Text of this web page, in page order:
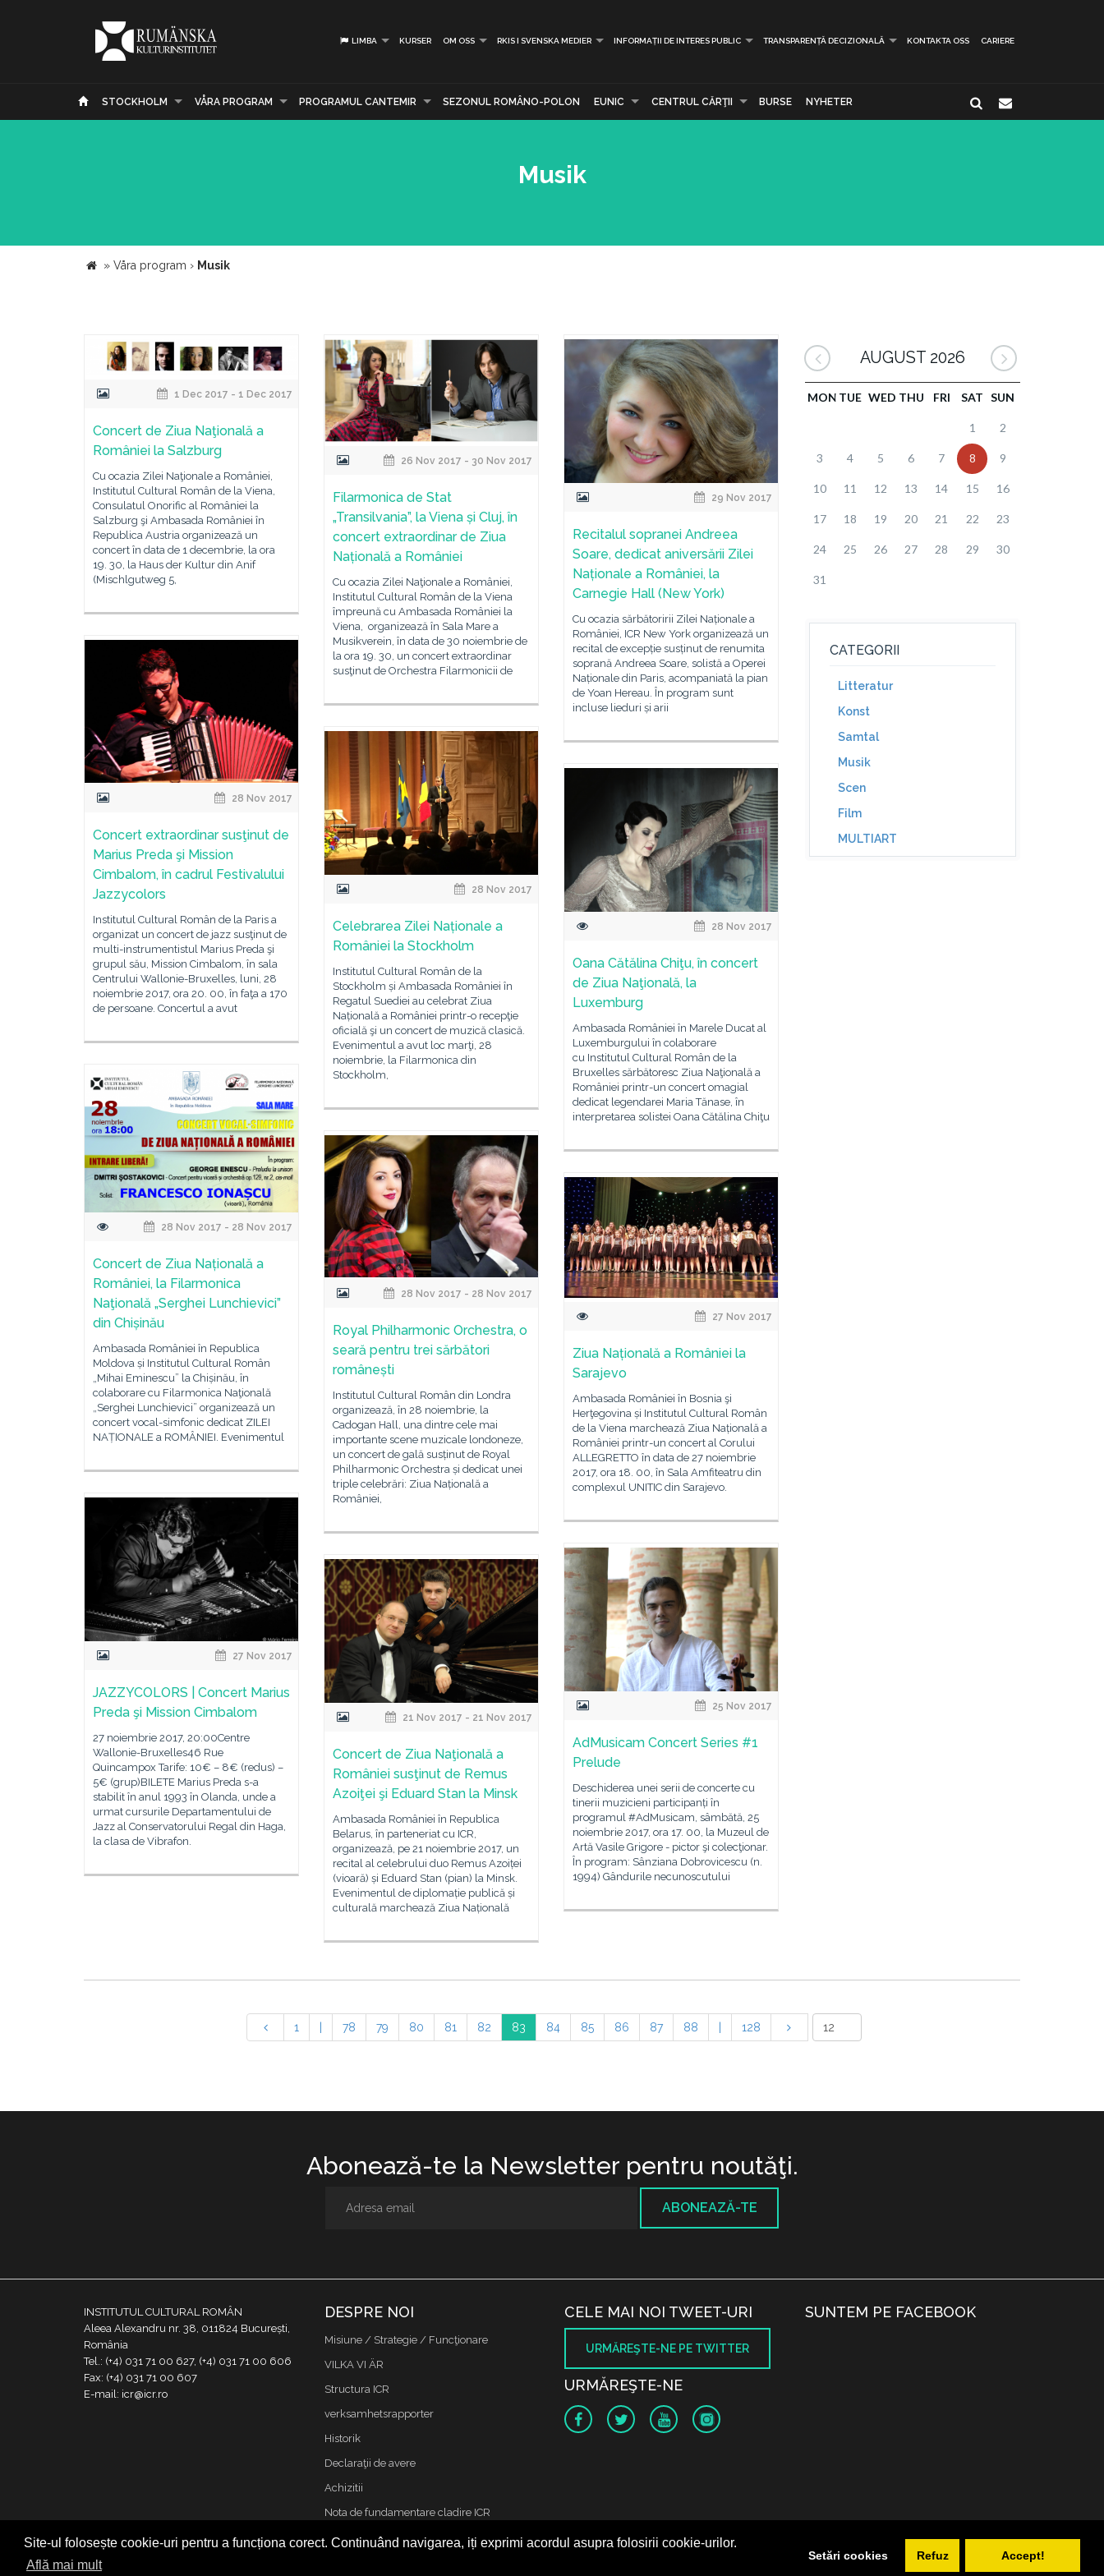
Site-ul folosește cookie-uri pentru a funcționa corect. Continuând navigarea, iți exprimi acordul asupra folosirii cookie-urilor.
Află mai mult
Setări cookies Refuz Accept!
LIMBA KURSER OM OSS RKIS I SVENSKA MEDIER INFORMAȚII DE INTERES PUBLIC TRANSPARENȚĂ DECIZIONALĂ KONTAKTA OSS CARIERE
STOCKHOLM VÅRA PROGRAM PROGRAMUL CANTEMIR SEZONUL ROMÂNO-POLON EUNIC CENTRUL CĂRŢII BURSE NYHETER
Musik
» Våra program › Musik
1 Dec 2017 - 1 Dec 2017
Concert de Ziua Naţională a
României la Salzburg
Cu ocazia Zilei Naţionale a României,
Institutul Cultural Român de la Viena,
Consulatul Onorific al României la
Salzburg şi Ambasada României în
Republica Austria organizează un
concert în data de 1 decembrie, la ora
19. 30, la Haus der Kultur din Anif
(Mischlgutweg 5,
26 Nov 2017 - 30 Nov 2017
Filarmonica de Stat
„Transilvania”, la Viena și Cluj, în
concert extraordinar de Ziua
Națională a României
Cu ocazia Zilei Naţionale a României,
Institutul Cultural Român de la Viena
împreună cu Ambasada României la
Viena, organizează în Sala Mare a
Musikverein, în data de 30 noiembrie de
la ora 19. 30, un concert extraordinar
susţinut de Orchestra Filarmonicii de
29 Nov 2017
Recitalul sopranei Andreea
Soare, dedicat aniversării Zilei
Naționale a României, la
Carnegie Hall (New York)
Cu ocazia sărbătoririi Zilei Naționale a
României, ICR New York organizează un
recital de excepție susținut de renumita
soprană Andreea Soare, solistă a Operei
Naționale din Paris, acompaniată la pian
de Yoan Hereau. În program sunt
incluse lieduri și arii
28 Nov 2017
Concert extraordinar susţinut de
Marius Preda şi Mission
Cimbalom, în cadrul Festivalului
Jazzycolors
Institutul Cultural Român de la Paris a
organizat un concert de jazz susţinut de
multi-instrumentistul Marius Preda şi
grupul său, Mission Cimbalom, în sala
Centrului Wallonie-Bruxelles, luni, 28
noiembrie 2017, ora 20. 00, în faţa a 170
de persoane. Concertul a avut
28 Nov 2017
Celebrarea Zilei Naționale a
României la Stockholm
Institutul Cultural Român de la
Stockholm și Ambasada României în
Regatul Suediei au celebrat Ziua
Națională a României printr-o recepţie
oficială şi un concert de muzică clasică.
Evenimentul a avut loc marţi, 28
noiembrie, la Filarmonica din
Stockholm,
28 Nov 2017
Oana Cătălina Chiţu, în concert
de Ziua Naţională, la
Luxemburg
Ambasada României în Marele Ducat al
Luxemburgului în colaborare
cu Institutul Cultural Român de la
Bruxelles sărbătoresc Ziua Naţională a
României printr-un concert omagial
dedicat legendarei Maria Tănase, în
interpretarea solistei Oana Cătălina Chiţu
28 Nov 2017 - 28 Nov 2017
Concert de Ziua Națională a
României, la Filarmonica
Naţională „Serghei Lunchievici”
din Chișinău
Ambasada României în Republica
Moldova și Institutul Cultural Român
„Mihai Eminescu” la Chișinău, în
colaborare cu Filarmonica Naţională
„Serghei Lunchievici” organizează un
concert vocal-simfonic dedicat ZILEI
NAȚIONALE a ROMÂNIEI. Evenimentul
28 Nov 2017 - 28 Nov 2017
Royal Philharmonic Orchestra, o
seară pentru trei sărbători
românești
Institutul Cultural Român din Londra
organizează, în 28 noiembrie, la
Cadogan Hall, una dintre cele mai
importante scene muzicale londoneze,
un concert de gală susținut de Royal
Philharmonic Orchestra și dedicat unei
triple celebrări: Ziua Națională a
României,
27 Nov 2017
Ziua Națională a României la
Sarajevo
Ambasada României în Bosnia şi
Herţegovina și Institutul Cultural Român
de la Viena marchează Ziua Națională a
României printr-un concert al Corului
ALLEGRETTO în data de 27 noiembrie
2017, ora 18. 00, în Sala Amfiteatru din
complexul UNITIC din Sarajevo.
27 Nov 2017
JAZZYCOLORS | Concert Marius
Preda şi Mission Cimbalom
27 noiembrie 2017, 20:00Centre
Wallonie-Bruxelles46 Rue
Quincampox Tarife: 10€ – 8€ (redus) –
5€ (grup)BILETE Marius Preda s-a
stabilit în anul 1993 în Olanda, unde a
urmat cursurile Departamentului de
Jazz al Conservatorului Regal din Haga,
la clasa de Vibrafon.
25 Nov 2017
AdMusicam Concert Series #1
Prelude
Deschiderea unei serii de concerte cu
tinerii muzicieni participanți în
programul #AdMusicam, sâmbătă, 25
noiembrie 2017, ora 17. 00, la Muzeul de
Artă Vasile Grigore - pictor şi colecţionar.
În program: Sânziana Dobrovicescu (n.
1994) Gândurile necunoscutului
21 Nov 2017 - 21 Nov 2017
Concert de Ziua Naţională a
României susţinut de Remus
Azoiţei şi Eduard Stan la Minsk
Ambasada României în Republica
Belarus, în parteneriat cu ICR,
organizează, pe 21 noiembrie 2017, un
recital al celebrului duo Remus Azoiței
(vioară) și Eduard Stan (pian) la Minsk.
Evenimentul de diplomație publică și
culturală marchează Ziua Națională
AUGUST 2026
MON TUE WED THU FRI SAT SUN
1 2
3 4 5 6 7 8 9
10 11 12 13 14 15 16
17 18 19 20 21 22 23
24 25 26 27 28 29 30
31
CATEGORII
Litteratur
Konst
Samtal
Musik
Scen
Film
MULTIART
1 78 79 80 81 82 83 84 85 86 87 88 128
Abonează-te la Newsletter pentru noutăţi.
ABONEAZĂ-TE
INSTITUTUL CULTURAL ROMÂN
Aleea Alexandru nr. 38, 011824 București,
România
Tel.: (+4) 031 71 00 627, (+4) 031 71 00 606
Fax: (+4) 031 71 00 607
E-mail: icr@icr.ro
DESPRE NOI
Misiune / Strategie / Funcţionare
VILKA VI ÄR
Structura ICR
verksamhetsrapporter
Historik
Declaraţii de avere
Achizitii
Nota de fundamentare cladire ICR
Kontakta oss
CELE MAI NOI TWEET-URI
URMĂREŞTE-NE PE TWITTER
URMĂREŞTE-NE
SUNTEM PE FACEBOOK